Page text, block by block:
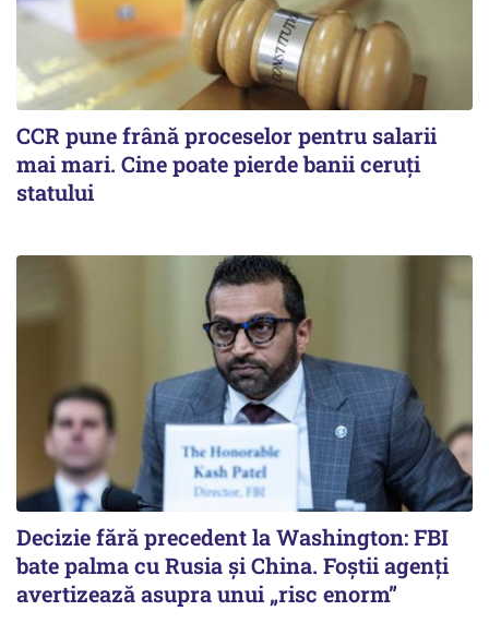
CCR pune frână proceselor pentru salarii
mai mari. Cine poate pierde banii ceruți
statului
Decizie fără precedent la Washington: FBI
bate palma cu Rusia și China. Foștii agenți
avertizează asupra unui „risc enorm”